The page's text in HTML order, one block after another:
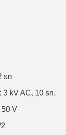
sn
3 kV AC, 10 sn.
50 V